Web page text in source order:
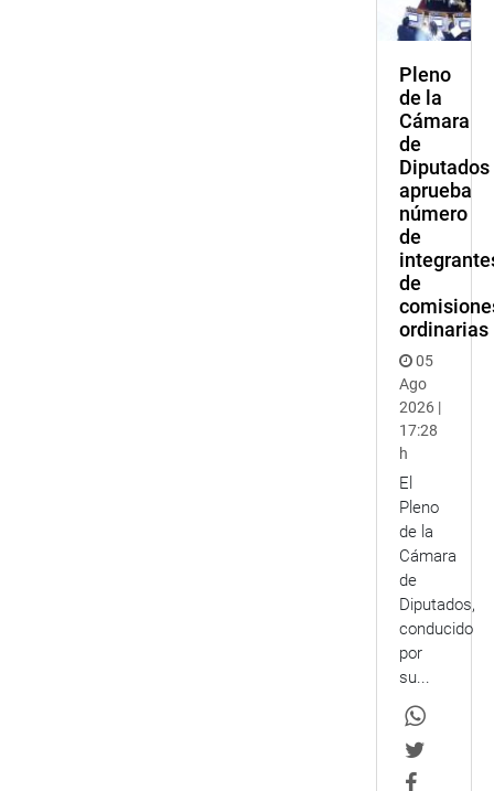
Pleno
de la
Cámara
de
Diputados
aprueba
número
de
de
ordinarias
05
Ago
2026 |
17:28
h
El
Pleno
de la
Cámara
de
Diputados,
conducido
por
su...